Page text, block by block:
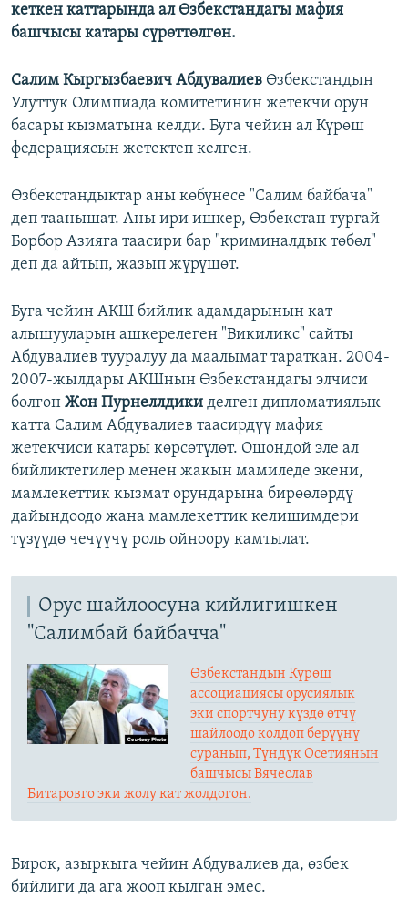
кеткен каттарында ал Өзбекстандагы мафия
башчысы катары сүрөттөлгөн.
Салим Кыргызбаевич Абдувалиев Өзбекстандын
Улуттук Олимпиада комитетинин жетекчи орун
басары кызматына келди. Буга чейин ал Күрөш
федерациясын жетектеп келген.
Өзбекстандыктар аны көбүнесе "Салим байбача"
деп таанышат. Аны ири ишкер, Өзбекстан тургай
Борбор Азияга таасири бар "криминалдык төбөл"
деп да айтып, жазып жүрүшөт.
Буга чейин АКШ бийлик адамдарынын кат
алышууларын ашкерелеген "Викиликс" сайты
Абдувалиев тууралуу да маалымат тараткан. 2004-
2007-жылдары АКШнын Өзбекстандагы элчиси
болгон Жон Пурнеллдики делген дипломатиялык
катта Салим Абдувалиев таасирдүү мафия
жетекчиси катары көрсөтүлөт. Ошондой эле ал
бийликтегилер менен жакын мамиледе экени,
мамлекеттик кызмат орундарына бирөөлөрдү
дайындоодо жана мамлекеттик келишимдери
түзүүдө чечүүчү роль ойноору камтылат.
Орус шайлоосуна кийлигишкен
"Салимбай байбачча"
Өзбекстандын Күрөш
ассоциациясы орусиялык
эки спортчуну күздө өтчү
шайлоодо колдоп берүүнү
суранып, Түндүк Осетиянын
башчысы Вячеслав
Битаровго эки жолу кат жолдогон.
Бирок, азыркыга чейин Абдувалиев да, өзбек
бийлиги да ага жооп кылган эмес.